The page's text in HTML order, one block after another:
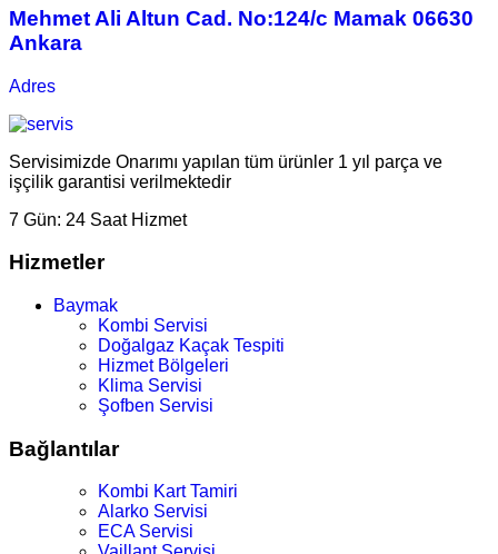
Mehmet Ali Altun Cad. No:124/c Mamak 06630
Ankara
Adres
Servisimizde Onarımı yapılan tüm ürünler 1 yıl parça ve
işçilik garantisi verilmektedir
7 Gün: 24 Saat Hizmet
Hizmetler
Baymak
Kombi Servisi
Doğalgaz Kaçak Tespiti
Hizmet Bölgeleri
Klima Servisi
Şofben Servisi
Bağlantılar
Kombi Kart Tamiri
Alarko Servisi
ECA Servisi